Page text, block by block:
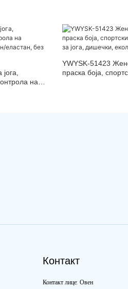
на
YWYSK-51423
праска боја,
Контакт
Контакт лице: Овен